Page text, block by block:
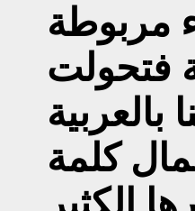
مربوطة
فتحولت
كلمة